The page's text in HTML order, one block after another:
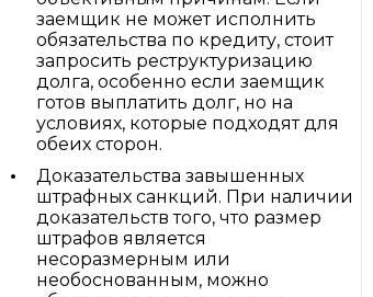
заемщик не может исполнить
обязательства по кредиту, стоит
запросить реструктуризацию
долга, особенно если заемщик
готов выплатить долг, но на
условиях, которые подходят для
обеих сторон.
Доказательства завышенных
штрафных санкций. При наличии
доказательств того, что размер
штрафов является
несоразмерным или
необоснованным, можно